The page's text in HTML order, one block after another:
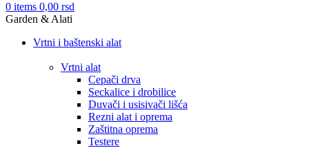
0 items 0,00 rsd
Garden & Alati
Vrtni i baštenski alat
Vrtni alat
Cepači drva
Seckalice i drobilice
Duvači i usisivači lišća
Rezni alat i oprema
Zaštitna oprema
Testere